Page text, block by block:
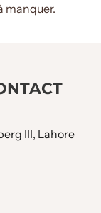
manquer.
III, Lahore